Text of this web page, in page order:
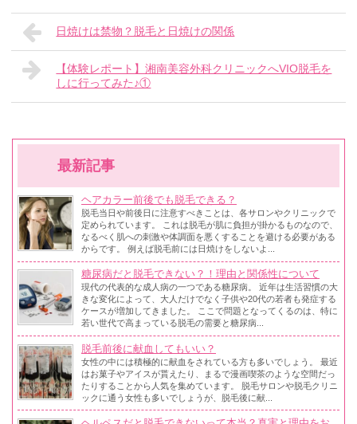
日焼けは禁物？脱毛と日焼けの関係
【体験レポート】湘南美容外科クリニックへVIO脱毛を
しに行ってみた♪①
最新記事
ヘアカラー前後でも脱毛できる？
脱毛当日や前後日に注意すべきことは、各サロンやクリニックで
定められています。 これは脱毛が肌に負担が掛かるものなので、
なるべく肌への刺激や体調面を悪くすることを避ける必要がある
からです。 例えば脱毛前には日焼けをしないよ...
糖尿病だと脱毛できない？！理由と関係性について
現代の代表的な成人病の一つである糖尿病。 近年は生活習慣の大
きな変化によって、大人だけでなく子供や20代の若者も発症する
ケースが増加してきました。 ここで問題となってくるのは、特に
若い世代で高まっている脱毛の需要と糖尿病...
脱毛前後に献血してもいい？
女性の中には積極的に献血をされている方も多いでしょう。 最近
はお菓子やアイスが貰えたり、まるで漫画喫茶のような空間だっ
たりすることから人気を集めています。 脱毛サロンや脱毛クリニ
ックに通う女性も多いでしょうが、脱毛後に献...